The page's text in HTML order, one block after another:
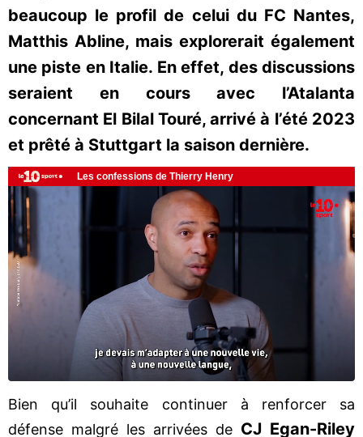
beaucoup le profil de celui du FC Nantes,
Matthis Abline, mais explorerait également
une piste en Italie. En effet, des discussions
seraient en cours avec l’Atalanta
concernant El Bilal Touré, arrivé à l’été 2023
et prêté à Stuttgart la saison dernière.
Bien qu’il souhaite continuer à renforcer sa
défense malgré les arrivées de CJ Egan-Riley